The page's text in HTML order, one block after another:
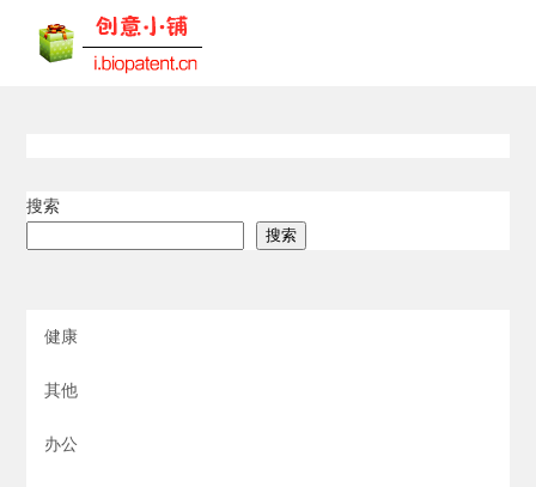
搜索
搜索
健康
其他
办公